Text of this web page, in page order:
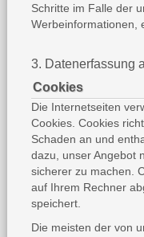
Schritte im Falle der
Werbeinformationen,
3. Datenerfassung
Cookies
Die Internetseiten
Cookies. Cookies
Schaden an und
dazu, unser Angebot
sicherer zu machen.
auf Ihrem Rechner
speichert.
Die meisten der von